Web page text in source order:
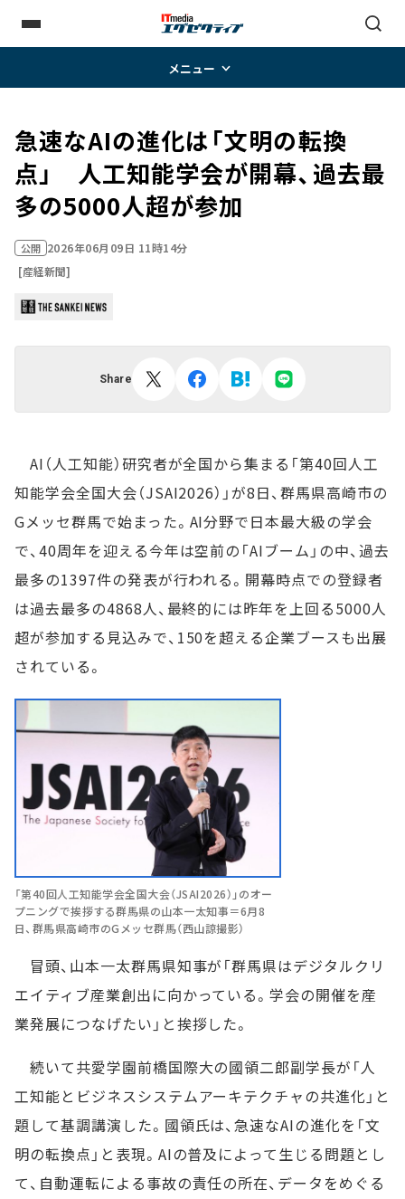
メニュー
急速なAIの進化は「文明の転換
点」 人工知能学会が開幕、過去最
多の5000人超が参加
公開 2026年06月09日 11時14分
[産経新聞]
Share
AI（人工知能）研究者が全国から集まる「第40回人工
知能学会全国大会（JSAI2026）」が8日、群馬県高崎市の
Gメッセ群馬で始まった。AI分野で日本最大級の学会
で、40周年を迎える今年は空前の「AIブーム」の中、過去
最多の1397件の発表が行われる。開幕時点での登録者
は過去最多の4868人、最終的には昨年を上回る5000人
超が参加する見込みで、150を超える企業ブースも出展
されている。
「第40回人工知能学会全国大会（JSAI2026）」のオー
プニングで挨拶する群馬県の山本一太知事＝6月8
日、群馬県高崎市のGメッセ群馬（西山諒撮影）
冒頭、山本一太群馬県知事が「群馬県はデジタルクリ
エイティブ産業創出に向かっている。学会の開催を産
業発展につなげたい」と挨拶した。
続いて共愛学園前橋国際大の國領二郎副学長が「人
工知能とビジネスシステムアーキテクチャの共進化」と
題して基調講演した。國領氏は、急速なAIの進化を「文
明の転換点」と表現。AIの普及によって生じる問題とし
て、自動運転による事故の責任の所在、データをめぐる